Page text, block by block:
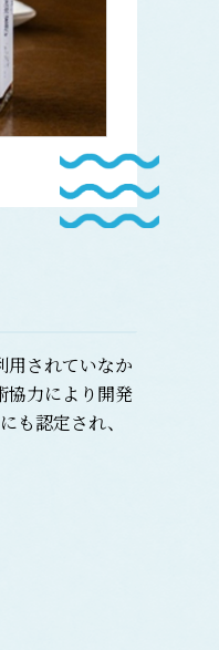
用されていなか
協力により開発
も認定され、